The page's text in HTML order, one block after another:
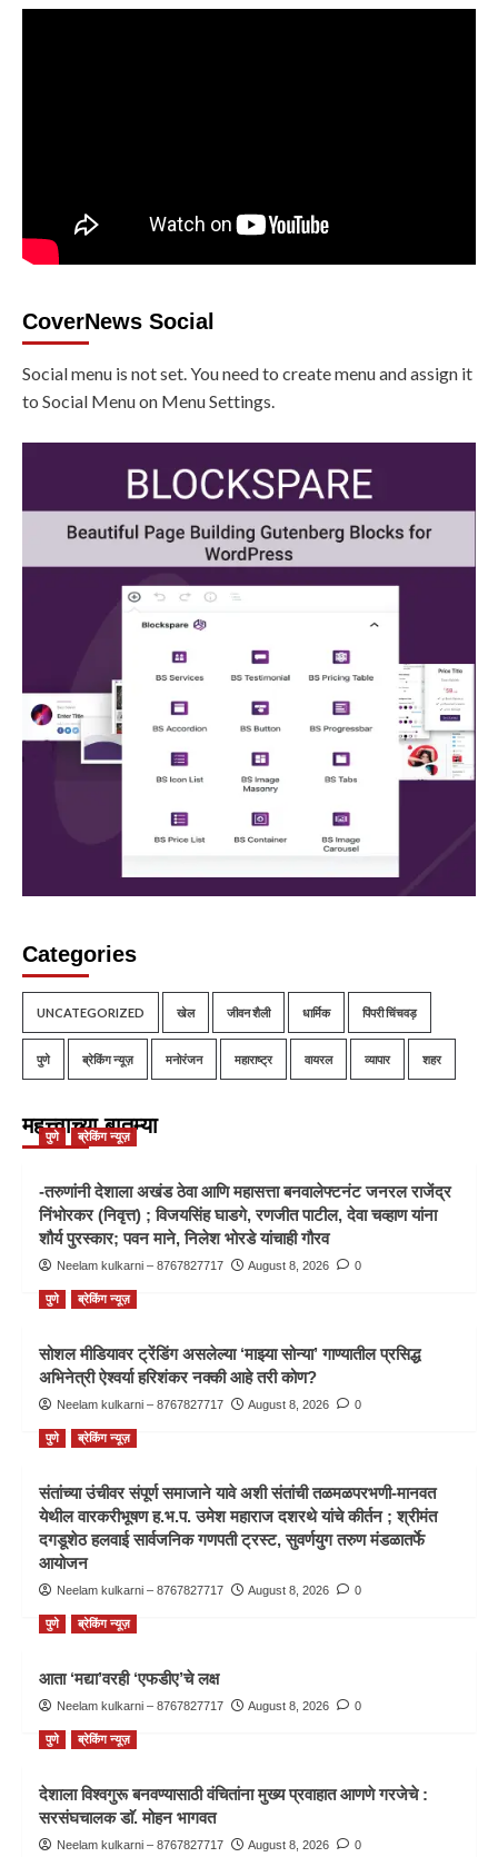
CoverNews Social
Social menu is not set. You need to create menu and assign it
to Social Menu on Menu Settings.
Categories
UNCATEGORIZED खेल जीवन शैली धार्मिक पिंपरी चिंचवड़
पुणे ब्रेकिंग न्यूज़ मनोरंजन महाराष्ट्र वायरल व्यापार शहर
महत्त्वाच्या बातम्या
पुणे ब्रेकिंग न्यूज़
-तरुणांनी देशाला अखंड ठेवा आणि महासत्ता बनवालेफ्टनंट जनरल राजेंद्र
निंभोरकर (निवृत्त) ; विजयसिंह घाडगे, रणजीत पाटील, देवा चव्हाण यांना
शौर्य पुरस्कार; पवन माने, निलेश भोरडे यांचाही गौरव
Neelam kulkarni – 8767827717 August 8, 2026 0
पुणे ब्रेकिंग न्यूज़
सोशल मीडियावर ट्रेंडिंग असलेल्या ‘माझ्या सोन्या’ गाण्यातील प्रसिद्ध
अभिनेत्री ऐश्वर्या हरिशंकर नक्की आहे तरी कोण?
Neelam kulkarni – 8767827717 August 8, 2026 0
पुणे ब्रेकिंग न्यूज़
संतांच्या उंचीवर संपूर्ण समाजाने यावे अशी संतांची तळमळपरभणी-मानवत
येथील वारकरीभूषण ह.भ.प. उमेश महाराज दशरथे यांचे कीर्तन ; श्रीमंत
दगडूशेठ हलवाई सार्वजनिक गणपती ट्रस्ट, सुवर्णयुग तरुण मंडळातर्फे
आयोजन
Neelam kulkarni – 8767827717 August 8, 2026 0
पुणे ब्रेकिंग न्यूज़
आता ‘मद्या’वरही ‘एफडीए’चे लक्ष
Neelam kulkarni – 8767827717 August 8, 2026 0
पुणे ब्रेकिंग न्यूज़
देशाला विश्वगुरू बनवण्यासाठी वंचितांना मुख्य प्रवाहात आणणे गरजेचे :
सरसंघचालक डाॅ. मोहन भागवत
Neelam kulkarni – 8767827717 August 8, 2026 0